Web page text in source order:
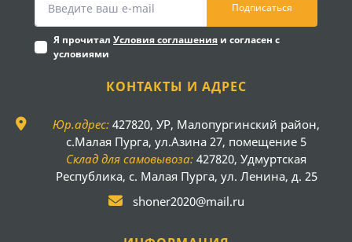
Подписаться
Я прочитал Условия соглашения и согласен с
условиями
КОНТАКТЫ И АДРЕС
Юр.адрес: 427820, УР, Малопургинский район,
с.Малая Пурга, ул.Азина 27, помещение 5
Склад для самовывоза: 427820, Удмуртская
Республика, с. Малая Пурга, ул. Ленина, д. 25
shoner2020@mail.ru